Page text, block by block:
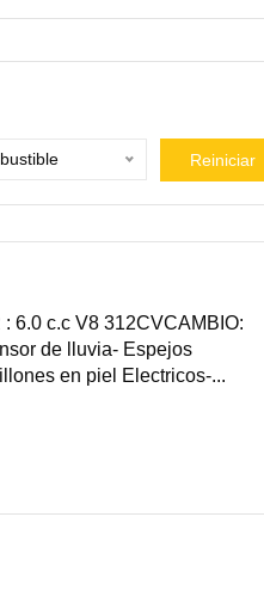
Reiniciar
6.0 c.c V8 312CVCAMBIO:
de lluvia- Espejos
en piel Electricos-...